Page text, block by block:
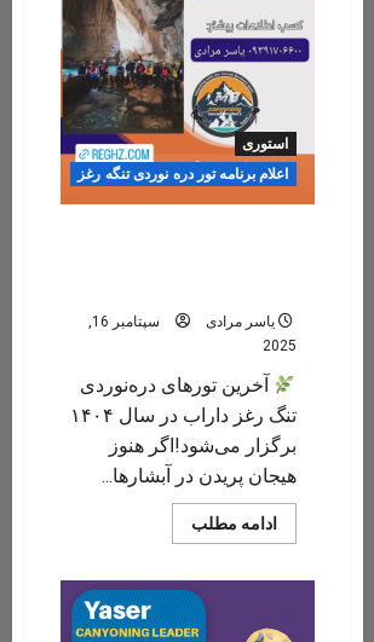
استوری
اعلام برنامه تور دره نوردی تنگه رغز
یاسر مرادی
سپتامبر 16,
2025
آخرین تورهای دره‌نوردی
تنگ رغز داراب در سال ۱۴۰۴
برگزار می‌شود!اگر هنوز
هیجان پریدن در آبشارها...
ادامه مطلب
more
۲۸
شهریور
،